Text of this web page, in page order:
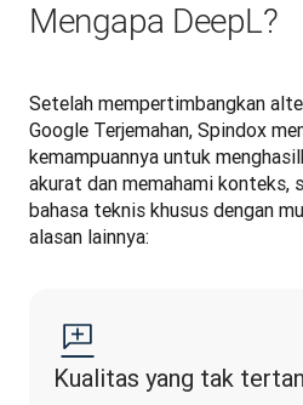
Mengapa DeepL?
Setelah mempertimbangkan
Google Terjemahan, Spindox
kemampuannya untuk
akurat dan memahami konteks,
bahasa teknis khusus dengan
alasan lainnya:
Kualitas yang tak